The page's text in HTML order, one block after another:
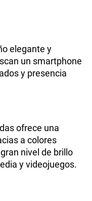
elegante y
un smartphone
y presencia
ofrece una
a colores
nivel de brillo
y videojuegos.